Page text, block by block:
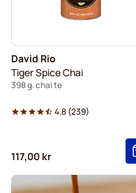
David Rio
Tiger Spice Chai
398 g. chai te
4.8(239)
117,00 kr